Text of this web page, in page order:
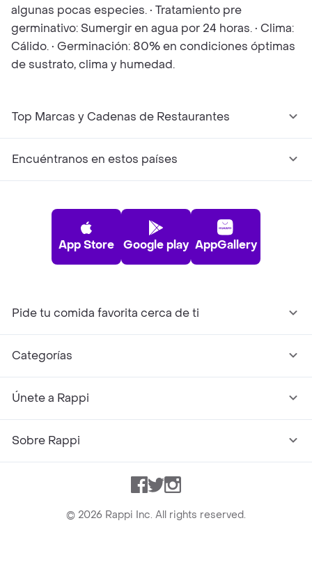
algunas pocas especies. • Tratamiento pre
germinativo: Sumergir en agua por 24 horas. • Clima:
Cálido. • Germinación: 80% en condiciones óptimas
de sustrato, clima y humedad.
Top Marcas y Cadenas de Restaurantes
Encuéntranos en estos países
App Store Google play AppGallery
Pide tu comida favorita cerca de ti
Categorías
Únete a Rappi
Sobre Rappi
Facebook
TwitterInstagram
© 2026 Rappi Inc. All rights reserved.